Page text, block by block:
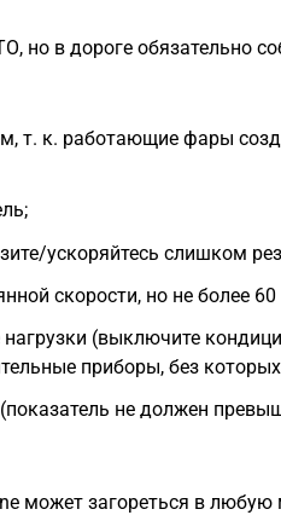
но в дороге обязательно
т. к. работающие фары
ускоряйтесь слишком
скорости, но не более
нагрузки (выключите
приборы, без
не должен
может загореться в любую